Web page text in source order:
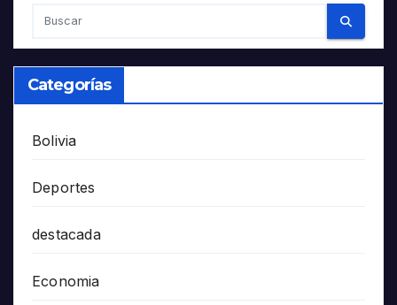
Categorías
Bolivia
Deportes
destacada
Economia